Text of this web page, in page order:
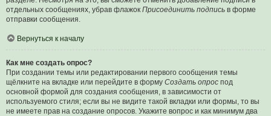
отдельных сообщениях, убрав флажок Присоединить подпись в форме
отправки сообщения.
Вернуться к началу
Как мне создать опрос?
При создании темы или редактировании первого сообщения темы
щёлкните на вкладке или перейдите в форму Создать опрос под
основной формой для создания сообщения, в зависимости от
используемого стиля; если вы не видите такой вкладки или формы, то вы
не имеете прав на создание опросов. Укажите вопрос и как минимум два